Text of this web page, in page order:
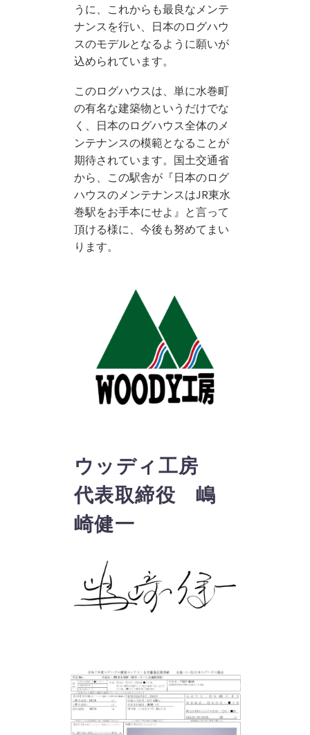
うに、これからも最良なメンテ
ナンスを行い、日本のログハウ
スのモデルとなるように願いが
込められていま す。
このログハウスは、単に水巻町
の有名な建築物というだけでな
く、日本のログハウス全体のメ
ンテナンスの模範となることが
期待されています。国土交通省
から、この駅舎が『日本のログ
ハウスのメンテナンスはJR東水
巻駅をお手本にせよ』と言って
頂ける様に、今後も努めてまい
ります。
ウッディ工房
代表取締役 嶋
崎健一